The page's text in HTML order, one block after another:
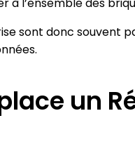
sont donc souvent
un